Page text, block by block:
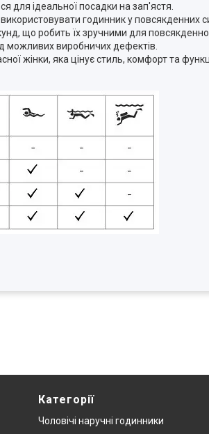
для ідеальної посадки на зап'ястя.
годинник у повсякденних
що робить їх зручними для
можливих виробничих дефектів.
жінки, яка цінує стиль, комфорт та
Категорії
Чоловічі наручні годинники